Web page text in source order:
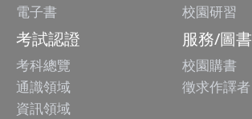
電子書
校園研習
考試認證
考科總覽
通識領域
資訊領域
服務/圖書
校園購書
徵求作譯者